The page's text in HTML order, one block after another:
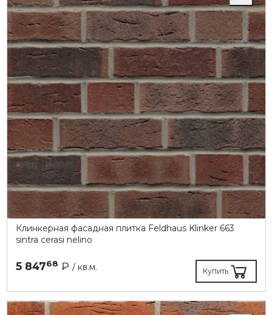
Клинкерная фасадная плитка Feldhaus Klinker 663
sintra cerasi nelino
5 84768 ₽ / кв.м. Купить